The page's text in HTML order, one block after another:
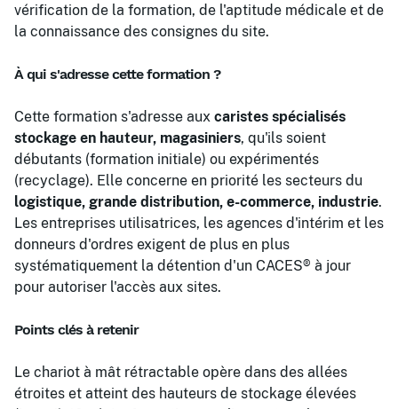
vérification de la formation, de l'aptitude médicale et de
la connaissance des consignes du site.
À qui s'adresse cette formation ?
Cette formation s'adresse aux caristes spécialisés
stockage en hauteur, magasiniers, qu'ils soient
débutants (formation initiale) ou expérimentés
(recyclage). Elle concerne en priorité les secteurs du
logistique, grande distribution, e-commerce, industrie.
Les entreprises utilisatrices, les agences d'intérim et les
donneurs d'ordres exigent de plus en plus
systématiquement la détention d'un CACES® à jour
pour autoriser l'accès aux sites.
Points clés à retenir
Le chariot à mât rétractable opère dans des allées
étroites et atteint des hauteurs de stockage élevées